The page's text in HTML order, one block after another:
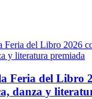
Feria del Libro
danza y